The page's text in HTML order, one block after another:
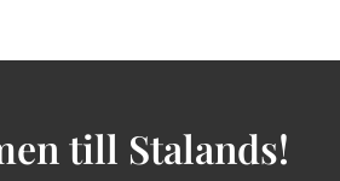
till Stalands!